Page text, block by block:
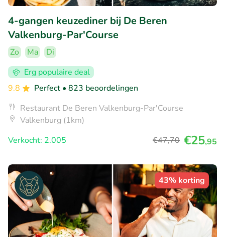
4-gangen keuzediner bij De Beren
Valkenburg-Par'Course
Zo Ma
Di
Erg populaire deal
9.8
Perfect • 823 beoordelingen
Restaurant De Beren Valkenburg-Par'Course
Valkenburg (1km)
Verkocht: 2.005
€47,70 €25,95
43% korting